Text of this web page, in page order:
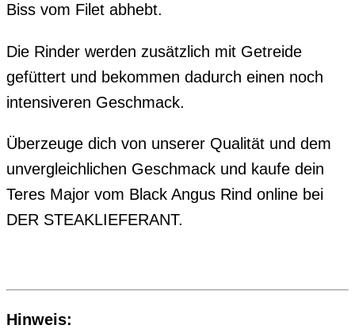
Biss vom Filet abhebt.
Die Rinder werden zusätzlich mit Getreide
gefüttert und bekommen dadurch einen noch
intensiveren Geschmack.
Überzeuge dich von unserer Qualität und dem
unvergleichlichen Geschmack und kaufe dein
Teres Major vom Black Angus Rind online bei
DER STEAKLIEFERANT.
Hinweis: